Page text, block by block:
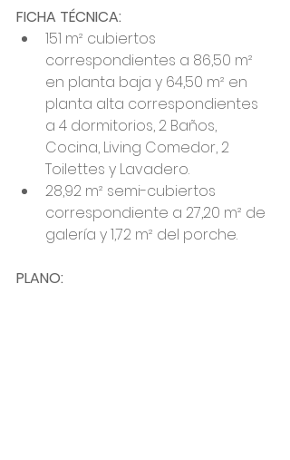
FICHA TÉCNICA:
151 m² cubiertos
correspondientes a 86,50 m²
en planta baja y 64,50 m² en
planta alta correspondientes
a 4 dormitorios, 2 Baños,
Cocina, Living Comedor, 2
Toilettes y Lavadero.
28,92 m² semi-cubiertos
correspondiente a 27,20 m² de
galería y 1,72 m² del porche.
PLANO: